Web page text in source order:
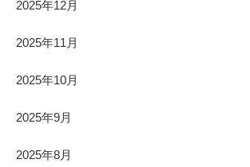
2025年12月
2025年11月
2025年10月
2025年9月
2025年8月